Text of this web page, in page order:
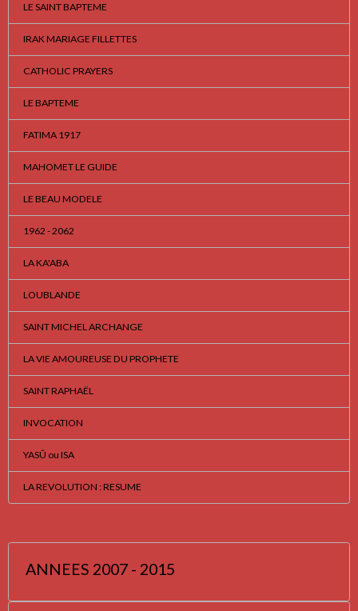
LE SAINT BAPTEME
IRAK MARIAGE FILLETTES
CATHOLIC PRAYERS
LE BAPTEME
FATIMA 1917
MAHOMET LE GUIDE
LE BEAU MODELE
1962 - 2062
LA KA'ABA
LOUBLANDE
SAINT MICHEL ARCHANGE
LA VIE AMOUREUSE DU PROPHETE
SAINT RAPHAËL
INVOCATION
YASÛ ou ISA
LA REVOLUTION : RESUME
ANNEES 2007 - 2015